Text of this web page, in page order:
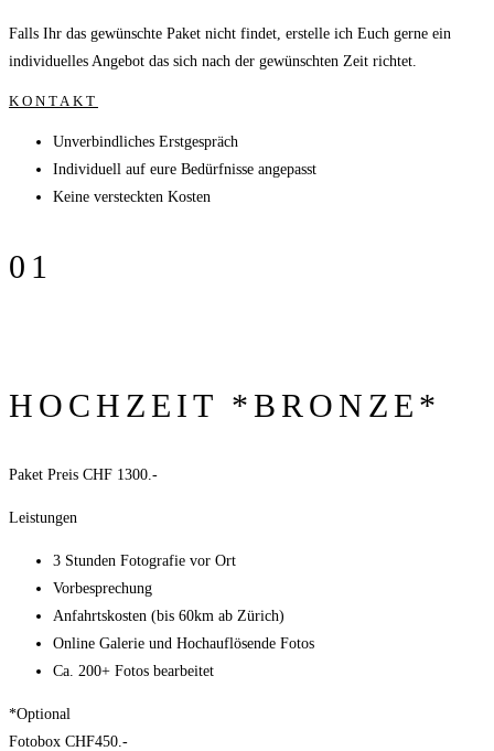
Falls Ihr das gewünschte Paket nicht findet, erstelle ich Euch gerne ein
individuelles Angebot das sich nach der gewünschten Zeit richtet.
KONTAKT
Unverbindliches Erstgespräch
Individuell auf eure Bedürfnisse angepasst
Keine versteckten Kosten
01
HOCHZEIT *BRONZE*
Paket Preis CHF 1300.-
Leistungen
3 Stunden Fotografie vor Ort
Vorbesprechung
Anfahrtskosten (bis 60km ab Zürich)
Online Galerie und Hochauflösende Fotos
Ca. 200+ Fotos bearbeitet
*Optional
Fotobox CHF450.-